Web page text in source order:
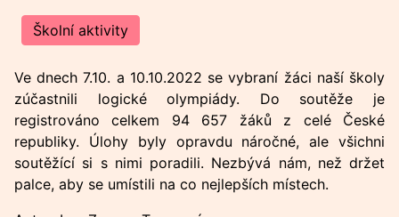
Školní aktivity
Ve dnech 7.10. a 10.10.2022 se vybraní žáci naší školy
zúčastnili logické olympiády. Do soutěže je
registrováno celkem 94 657 žáků z celé České
republiky. Úlohy byly opravdu náročné, ale všichni
soutěžící si s nimi poradili. Nezbývá nám, než držet
palce, aby se umístili na co nejlepších místech.